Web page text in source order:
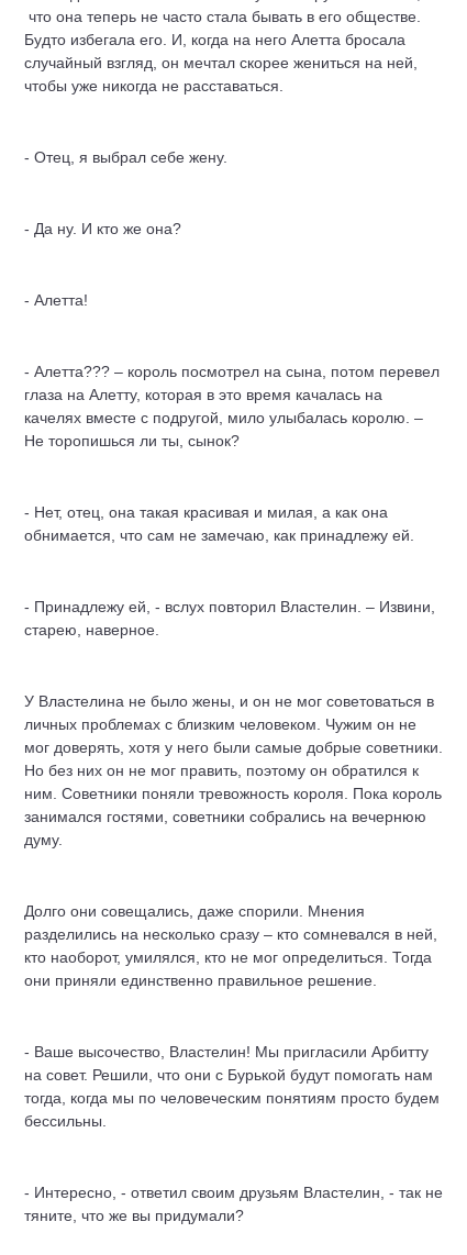
что она теперь не часто стала бывать в его обществе.
Будто избегала его. И, когда на него Алетта бросала
случайный взгляд, он мечтал скорее жениться на ней,
чтобы уже никогда не расставаться.
- Отец, я выбрал себе жену.
- Да ну. И кто же она?
- Алетта!
- Алетта??? – король посмотрел на сына, потом перевел
глаза на Алетту, которая в это время качалась на
качелях вместе с подругой, мило улыбалась королю. –
Не торопишься ли ты, сынок?
- Нет, отец, она такая красивая и милая, а как она
обнимается, что сам не замечаю, как принадлежу ей.
- Принадлежу ей, - вслух повторил Властелин. – Извини,
старею, наверное.
У Властелина не было жены, и он не мог советоваться в
личных проблемах с близким человеком. Чужим он не
мог доверять, хотя у него были самые добрые советники.
Но без них он не мог править, поэтому он обратился к
ним. Советники поняли тревожность короля. Пока король
занимался гостями, советники собрались на вечернюю
думу.
Долго они совещались, даже спорили. Мнения
разделились на несколько сразу – кто сомневался в ней,
кто наоборот, умилялся, кто не мог определиться. Тогда
они приняли единственно правильное решение.
- Ваше высочество, Властелин! Мы пригласили Арбитту
на совет. Решили, что они с Бурькой будут помогать нам
тогда, когда мы по человеческим понятиям просто будем
бессильны.
- Интересно, - ответил своим друзьям Властелин, - так не
тяните, что же вы придумали?